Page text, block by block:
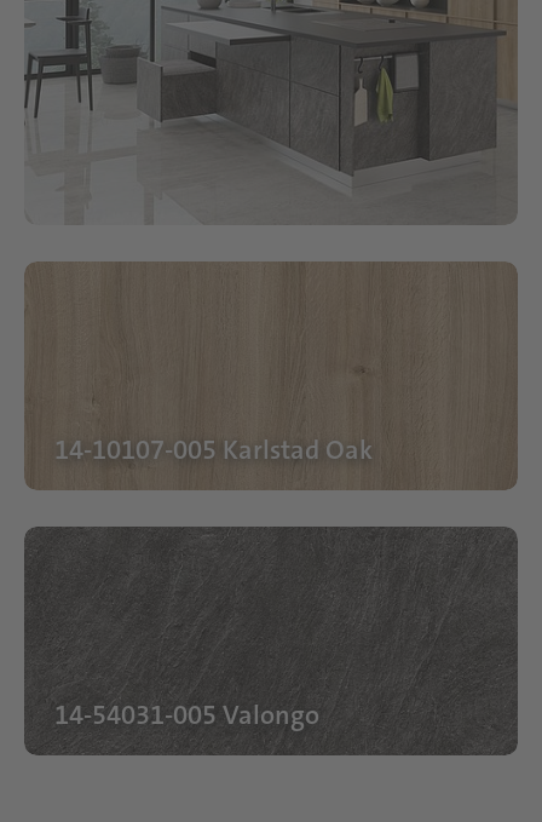
14-10107-005 Karlstad Oak
14-54031-005 Valongo